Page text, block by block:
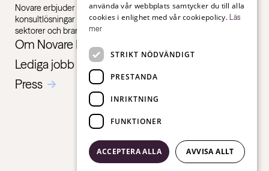
Novare erbjuder specialistkompetens inom rekrytering,
konsultlösningar och ledarskapsutbildningar, gentemot alla
sektorer och branscher – från första jobb till chefsnivå.
Om Novare Interim & Recruitment
Lediga jobb
Press
använda vår webbplats samtycker du till alla
cookies i enlighet med vår cookiepolicy. Läs
mer
STRIKT NÖDVÄNDIGT
PRESTANDA
INRIKTNING
FUNKTIONER
ACCEPTERA ALLA AVVISA ALLT